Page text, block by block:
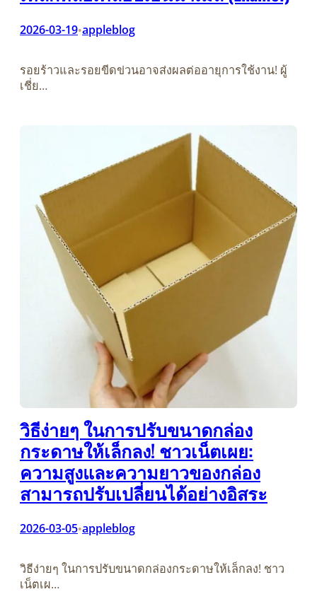
2026-03-19•appleblog
รอยร้าวและรอยขีดข่วนอาจส่งผลต่ออายุการใช้งาน! ผู้
เชี่ย…
วิธีง่ายๆ ในการปรับขนาดกล่อง
กระดาษให้เล็กลง! ชาวเน็ตเผย:
ความสูงและความยาวของกล่อง
สามารถปรับเปลี่ยนได้อย่างอิสระ
2026-03-05•appleblog
วิธีง่ายๆ ในการปรับขนาดกล่องกระดาษให้เล็กลง! ชาว
เน็ตเผ…